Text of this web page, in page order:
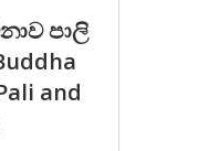
පාලි
and